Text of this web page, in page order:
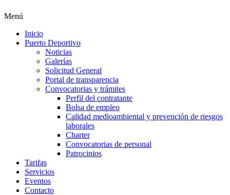
Menú
Inicio
Puerto Deportivo
Noticias
Galerías
Solicitud General
Portal de transparencia
Convocatorias y trámites
Perfil del contratante
Bolsa de empleo
Calidad medioambiental y prevención de riesgos
laborales
Charter
Convocatorias de personal
Patrocinios
Tarifas
Servicios
Eventos
Contacto